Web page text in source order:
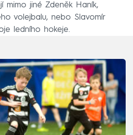
mimo jiné Zdeněk Haník,
volejbalu, nebo Slavomír
ledního hokeje.